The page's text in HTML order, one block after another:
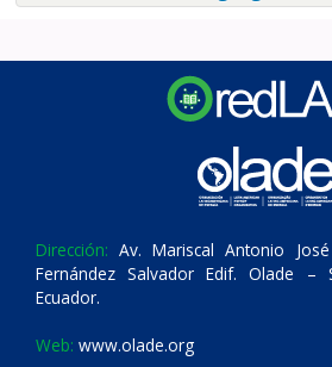
Dirección: Av. Mariscal Antonio
Fernández Salvador Edif. Olade –
Ecuador.
Web: www.olade.org